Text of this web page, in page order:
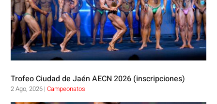
Trofeo Ciudad de Jaén AECN 2026 (inscripciones)
2 Ago, 2026 |Campeonatos